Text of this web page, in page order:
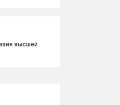
высшей